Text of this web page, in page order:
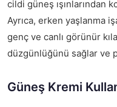
cildi güneş ışınlarından
Ayrıca, erken yaşlanma
genç ve canlı görünür
düzgünlüğünü sağlar ve
Güneş Kremi